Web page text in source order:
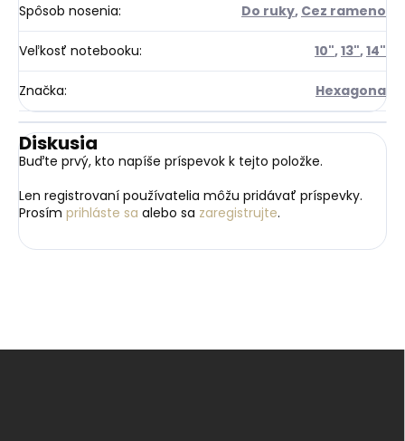
Spôsob nosenia: Do ruky, Cez rameno
Veľkosť notebooku: 10",13",14"
Značka: Hexagona
Diskusia
Buďte prvý, kto napíše príspevok k tejto položke.
Len registrovaní používatelia môžu pridávať príspevky.
Prosím prihláste sa alebo sa zaregistrujte.